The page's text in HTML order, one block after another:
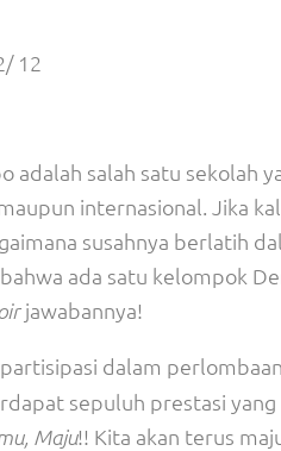
12
salah satu sekolah
internasional. Jika
susahnya berlatih
ada satu kelompok
jawabannya!
dalam
sepuluh prestasi
Maju!! Kita akan terus